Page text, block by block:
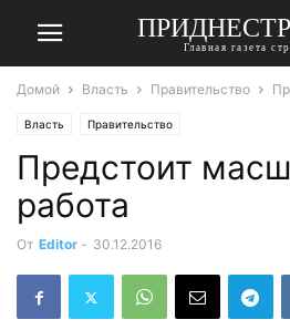
Главная газета
Домой Власть Правительство
Власть Правительство
Предстоит
работа
От Editor - 30.12.2016